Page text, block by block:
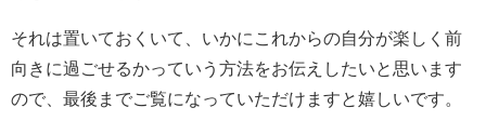
それは置いておくいて、いかにこれからの自分が楽しく前
向きに過ごせるかっていう方法をお伝えしたいと思います
ので、最後までご覧になっていただけますと嬉しいです。